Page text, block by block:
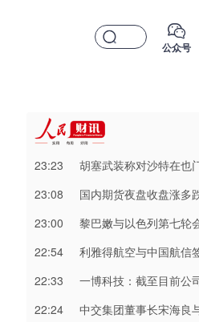
公众号
23:23
胡塞武装称对沙特在也门的
23:08
国内期货夜盘收盘涨多跌少
23:00
黎巴嫩与以色列第七轮
22:54
利雅得航空与中国航信签署合作
22:33
一博科技：截至目前公司销售订单签单
22:24
中交集团董事长宋海良与宁德时代董